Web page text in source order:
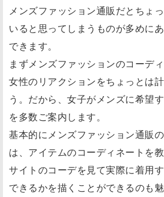
メンズファッション通販だとちょ
いると思ってしまうものが多めに
できます。
まずメンズファッションのコーデ
女性のリアクションをちょっとは
う。だから、女子がメンズに希望
を多数ご案内します。
基本的にメンズファッション通販
は、アイテムのコーディネートを
サイトのコーデを見て実際に着用
できるかを描くことができるのも魅